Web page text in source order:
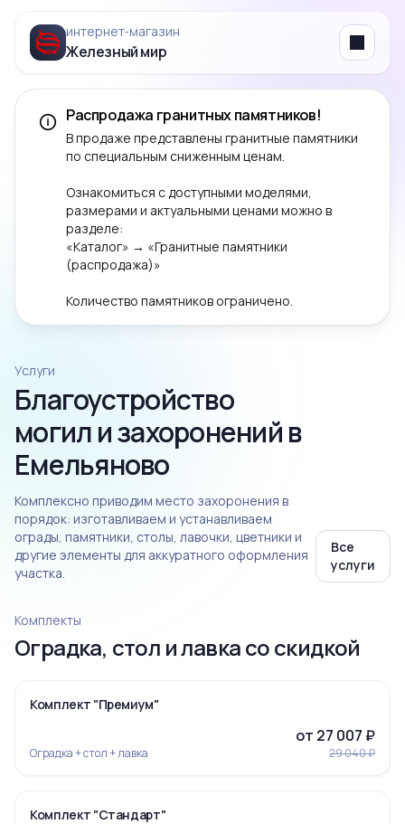
интернет‑магазин
Железный мир Menu
Распродажа гранитных памятников!
В продаже представлены гранитные памятники
по специальным сниженным ценам.
Ознакомиться с доступными моделями,
размерами и актуальными ценами можно в
разделе:
«Каталог» → «Гранитные памятники
(распродажа)»
Количество памятников ограничено.
Услуги
Благоустройство
могил и захоронений в
Емельяново
Комплексно приводим место захоронения в
порядок: изготавливаем и устанавливаем
ограды, памятники, столы, лавочки, цветники и
другие элементы для аккуратного оформления
участка.
Все
услуги
Комплекты
Оградка, стол и лавка со скидкой
-7%
Комплект "Премиум"
Оградка + стол + лавка
от 27 007 ₽
29 040 ₽
-7%
Комплект "Стандарт"